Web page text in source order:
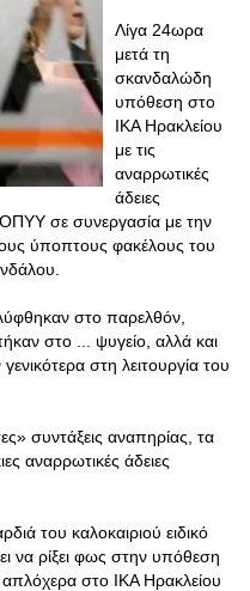
Λίγα 24ωρα
μετά τη
σκανδαλώδη
υπόθεση στο
ΙΚΑ Ηρακλείου
με τις
αναρρωτικές
άδειες
σε συνεργασία με την
ύποπτους φακέλους του
στο παρελθόν,
στο ... ψυγείο, αλλά και
στη λειτουργία του
συντάξεις αναπηρίας, τα
αναρρωτικές άδειες
του καλοκαιριού ειδικό
να ρίξει φως στην υπόθεση
απλόχερα στο ΙΚΑ Ηρακλείου